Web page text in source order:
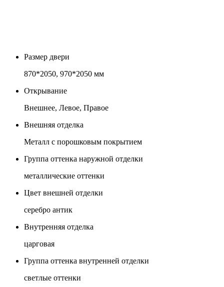
Размер двери
870*2050, 970*2050 мм
Открывание
Внешнее, Левое, Правое
Внешняя отделка
Металл с порошковым покрытием
Группа оттенка наружной отделки
металлические оттенки
Цвет внешней отделки
серебро антик
Внутренняя отделка
царговая
Группа оттенка внутренней отделки
светлые оттенки